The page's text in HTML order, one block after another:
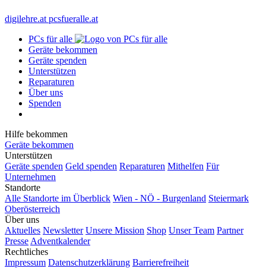
digilehre.at pcsfueralle.at
PCs für alle
Geräte bekommen
Geräte spenden
Unterstützen
Reparaturen
Über uns
Spenden
Hilfe bekommen
Geräte bekommen
Unterstützen
Geräte spenden Geld spenden Reparaturen Mithelfen Für
Unternehmen
Standorte
Alle Standorte im Überblick Wien - NÖ - Burgenland Steiermark
Oberösterreich
Über uns
Aktuelles Newsletter Unsere Mission Shop Unser Team Partner
Presse Adventkalender
Rechtliches
Impressum Datenschutzerklärung Barrierefreiheit